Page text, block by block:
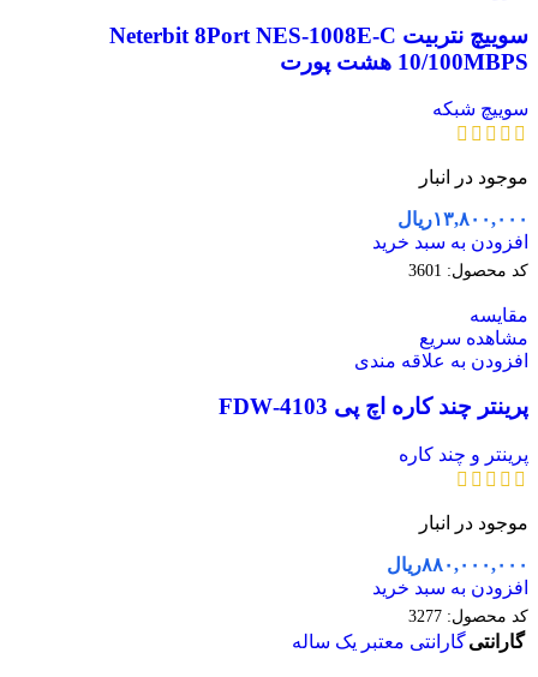
سوییچ نتربیت Neterbit 8Port NES-1008E-C
10/100MBPS هشت پورت
سوییچ شبکه
موجود در انبار
۱۳,۸۰۰,۰۰۰ریال
افزودن به سبد خرید
کد محصول: 3601
مقایسه
مشاهده سریع
افزودن به علاقه مندی
پرینتر چند کاره اچ پی 4103-FDW
پرینتر و چند کاره
موجود در انبار
۸۸۰,۰۰۰,۰۰۰ریال
افزودن به سبد خرید
کد محصول: 3277
گارانتیگارانتی معتبر یک ساله